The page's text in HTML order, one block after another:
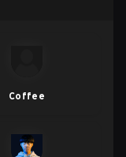
Coffee